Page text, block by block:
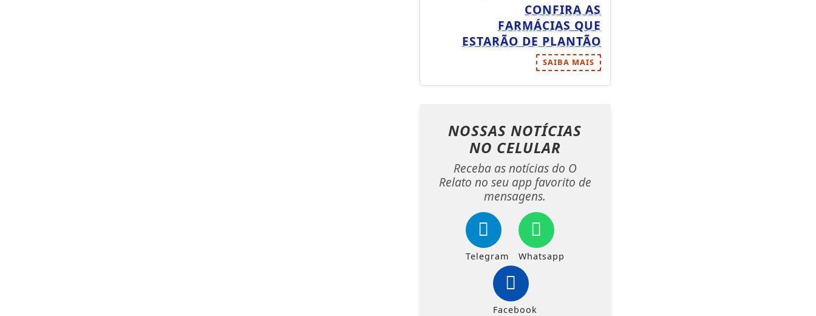
CONFIRA AS
FARMÁCIAS QUE
ESTARÃO DE PLANTÃO
SAIBA MAIS
NOSSAS NOTÍCIAS
NO CELULAR
Receba as notícias do O
Relato no seu app favorito de
mensagens.
Telegram Whatsapp
Facebook